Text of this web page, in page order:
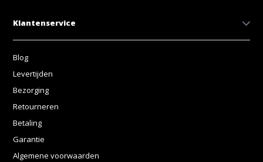
Klantenservice
Blog
Levertijden
Bezorging
Retourneren
Betaling
Garantie
Algemene voorwaarden